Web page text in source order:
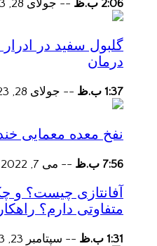
2:06 ب.ظ -- جولای 28, 2023
گلبول سفید در
درمان
1:37 ب.ظ -- جولای 28, 2023
نفخ معده معمایی
7:56 ب.ظ -- می 7, 2022
آفانتازی چیست؟ و
متفاوتی دارم؟
1:31 ب.ظ -- سپتامبر 23, 2023